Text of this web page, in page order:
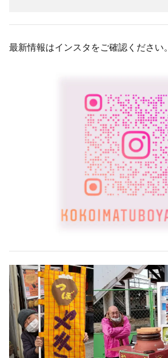
最新情報はインスタをご確認ください。